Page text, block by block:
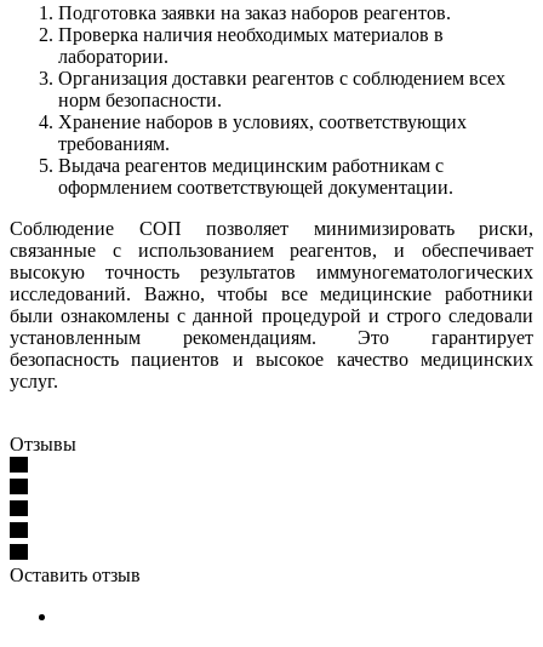
Подготовка заявки на заказ наборов реагентов.
Проверка наличия необходимых материалов в
лаборатории.
Организация доставки реагентов с соблюдением всех
норм безопасности.
Хранение наборов в условиях, соответствующих
требованиям.
Выдача реагентов медицинским работникам с
оформлением соответствующей документации.
Соблюдение СОП позволяет минимизировать риски,
связанные с использованием реагентов, и обеспечивает
высокую точность результатов иммуногематологических
исследований. Важно, чтобы все медицинские работники
были ознакомлены с данной процедурой и строго следовали
установленным рекомендациям. Это гарантирует
безопасность пациентов и высокое качество медицинских
услуг.
Отзывы
Оставить отзыв